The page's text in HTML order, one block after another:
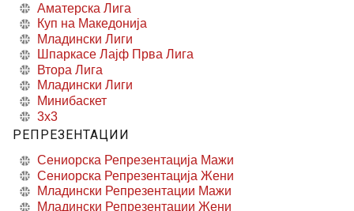
Аматерска Лига
Куп на Македонија
Младински Лиги
Шпаркасе Лајф Прва Лига
Втора Лига
Младински Лиги
Минибаскет
3x3
РЕПРЕЗЕНТАЦИИ
Сениорска Репрезентација Мажи
Сениорска Репрезентација Жени
Младински Репрезентации Мажи
Младински Репрезентации Жени